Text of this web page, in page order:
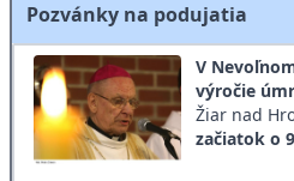
Pozvánky na podujatia
V
výročie
Žiar nad
začiatok o